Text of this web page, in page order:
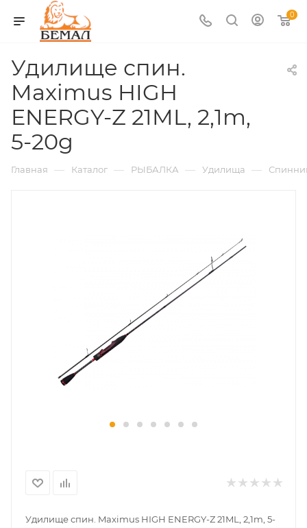
0
Удилище спин.
Maximus HIGH
ENERGY-Z 21ML, 2,1m,
5-20g
Главная — Каталог — РЫБАЛКА — Удилища —
Удилище спин. Maximus HIGH ENERGY-Z 21ML, 2,1m, 5-